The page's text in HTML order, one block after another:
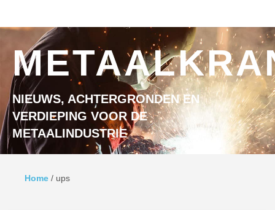
NIEUWS, ACHTERGRONDEN EN
VERDIEPING VOOR DE
METAALINDUSTRIE
Home / ups